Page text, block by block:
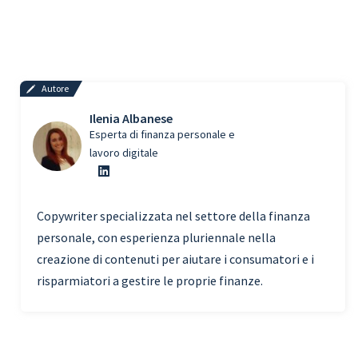
Autore
Ilenia Albanese
Esperta di finanza personale e
lavoro digitale
Copywriter specializzata nel settore della finanza
personale, con esperienza pluriennale nella
creazione di contenuti per aiutare i consumatori e i
risparmiatori a gestire le proprie finanze.